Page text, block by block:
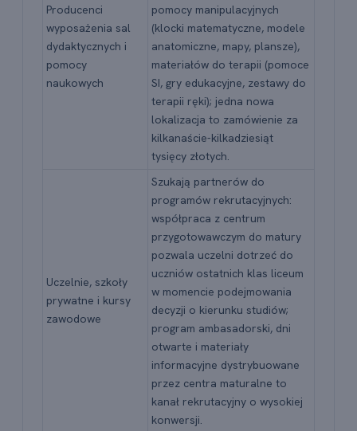
Producenci
wyposażenia sal
dydaktycznych i
pomocy
naukowych
pomocy manipulacyjnych
(klocki matematyczne, modele
anatomiczne, mapy, plansze),
materiałów do terapii (pomoce
SI, gry edukacyjne, zestawy do
terapii ręki); jedna nowa
lokalizacja to zamówienie za
kilkanaście-kilkadziesiąt
tysięcy złotych.
Uczelnie, szkoły
prywatne i kursy
zawodowe
Szukają partnerów do
programów rekrutacyjnych:
współpraca z centrum
przygotowawczym do matury
pozwala uczelni dotrzeć do
uczniów ostatnich klas liceum
w momencie podejmowania
decyzji o kierunku studiów;
program ambasadorski, dni
otwarte i materiały
informacyjne dystrybuowane
przez centra maturalne to
kanał rekrutacyjny o wysokiej
konwersji.